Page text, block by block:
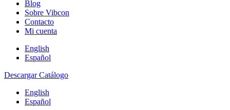
Blog
Sobre Vibcon
Contacto
Mi cuenta
English
Español
Descargar Catálogo
English
Español